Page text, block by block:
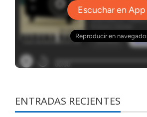
ENTRADAS RECIENTES